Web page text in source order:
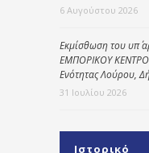
6 Αυγούστου 2026
Εκμίσθωση του υπ΄
ΕΜΠΟΡΙΚΟΥ
Ενότητας Λούρου,
31 Ιουλίου 2026
Ιστορικό